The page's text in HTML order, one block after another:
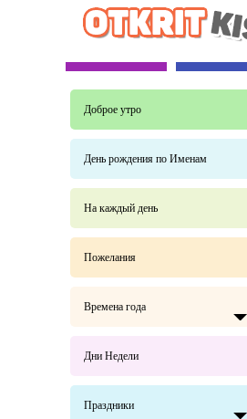
Доброе утро
День рождения по Именам
На каждый день
Пожелания
Времена года
Дни Недели
Праздники